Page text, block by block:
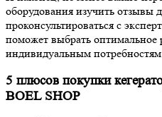
оборудования изучить отзывы
проконсультироваться с
поможет выбрать оптимальное
индивидуальным
5 плюсов покупки
BOEL SHOP